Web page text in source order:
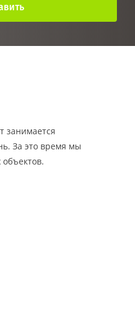
занимается
За это время мы